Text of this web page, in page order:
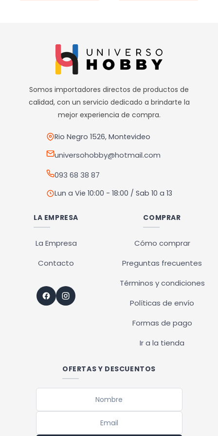
de
de
Somos importadores directos de productos de
calidad, con un servicio dedicado a brindarte la
mejor experiencia de compra.
Rio Negro 1526, Montevideo
universohobby@hotmail.com
093 68 38 87
Lun a Vie 10:00 - 18:00 / Sab 10 a 13
LA EMPRESA
La Empresa
Contacto
COMPRAR
Cómo comprar
Preguntas frecuentes
Términos y condiciones
Políticas de envío
Formas de pago
Ir a la tienda
OFERTAS Y DESCUENTOS